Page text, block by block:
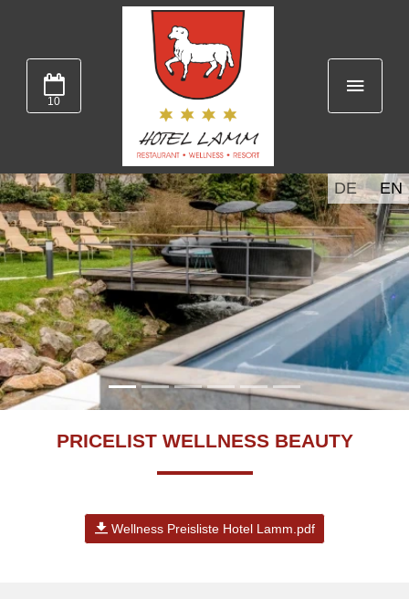
10
DE EN
PRICELIST WELLNESS BEAUTY
Wellness Preisliste Hotel Lamm.pdf